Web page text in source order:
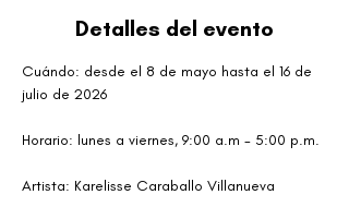
Detalles del evento
Cuándo: desde el 8 de mayo hasta el 16 de
julio de 2026
Horario: lunes a viernes, 9:00 a.m - 5:00 p.m.
Artista: Karelisse Caraballo Villanueva